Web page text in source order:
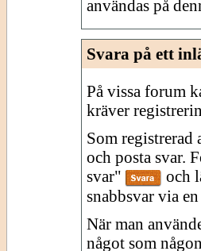
användas på
Svara på ett
På vissa forum
kräver
Som registrerad
och posta svar.
svar"
och
snabbsvar via
När man
något som